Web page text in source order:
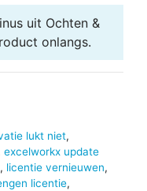
uit Ochten &
onlangs.
lukt niet,
excelworkx update
, licentie vernieuwen,
licentie,